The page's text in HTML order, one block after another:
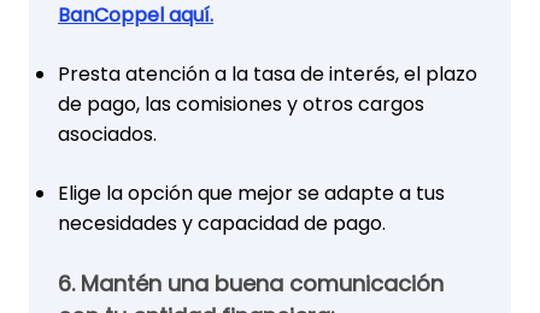
BanCoppel aquí.
Presta atención a la tasa de interés, el plazo
de pago, las comisiones y otros cargos
asociados.
Elige la opción que mejor se adapte a tus
necesidades y capacidad de pago.
6. Mantén una buena comunicación